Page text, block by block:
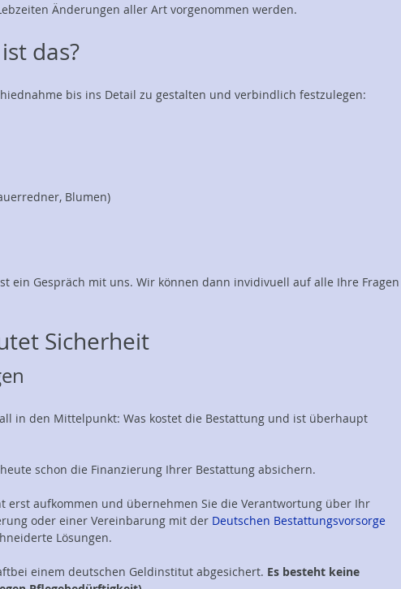
Änderungen aller Art vorgenommen werden.
das?
bis ins Detail zu gestalten und verbindlich festzulegen:
Blumen)
ein Gespräch mit uns. Wir können dann invidivuell auf alle Ihre Fragen
Sicherheit
in den Mittelpunkt: Was kostet die Bestattung und ist überhaupt
schon die Finanzierung Ihrer Bestattung absichern.
erst aufkommen und übernehmen Sie die Verantwortung über Ihr
oder einer Vereinbarung mit der Deutschen Bestattungsvorsorge
Lösungen.
einem deutschen Geldinstitut abgesichert. Es besteht keine